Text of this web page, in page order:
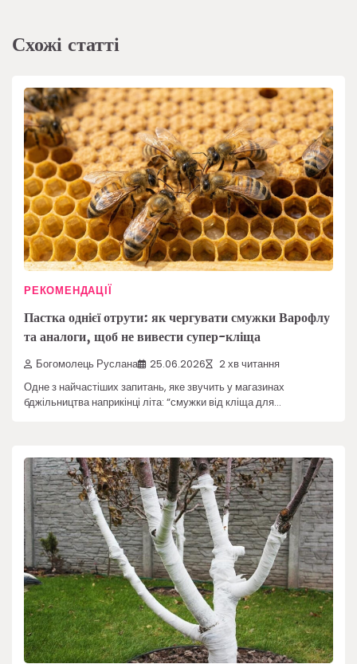
Схожі статті
РЕКОМЕНДАЦІЇ
Пастка однієї отрути: як чергувати смужки Варофлу
та аналоги, щоб не вивести супер-кліща
Богомолець Руслана 25.06.2026 2 хв читання
Одне з найчастіших запитань, яке звучить у магазинах
бджільництва наприкінці літа: “смужки від кліща для…